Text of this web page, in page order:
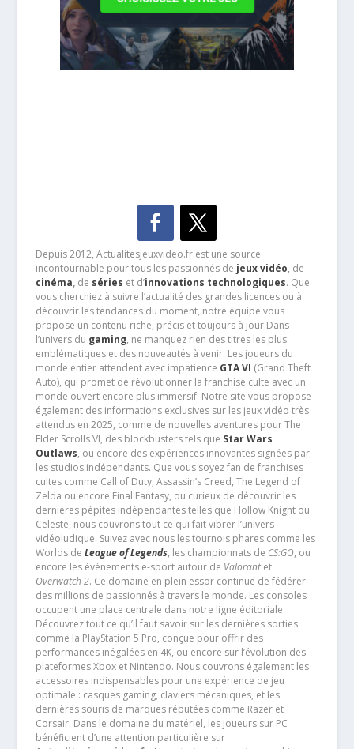
Depuis 2012, Actualitesjeuxvideo.fr est une source
incontournable pour tous les passionnés de jeux vidéo, de
cinéma,de séries et d’innovations technologiques. Que
vous cherchiez à suivre l’actualité des grandes licences ou à
découvrir les tendances du moment, notre équipe vous
propose un contenu riche, précis et toujours à jour.Dans
l’univers du gaming, ne manquez rien des titres les plus
emblématiques et des nouveautés à venir. Les joueurs du
monde entier attendent avec impatience GTA VI (Grand Theft
Auto), qui promet de révolutionner la franchise culte avec un
monde ouvert encore plus immersif. Notre site vous propose
également des informations exclusives sur les jeux vidéo très
attendus en 2025, comme de nouvelles aventures pour The
Elder Scrolls VI, des blockbusters tels que Star Wars
Outlaws, ou encore des expériences innovantes signées par
les studios indépendants. Que vous soyez fan de franchises
cultes comme Call of Duty, Assassin’s Creed, The Legend of
Zelda ou encore Final Fantasy, ou curieux de découvrir les
dernières pépites indépendantes telles que Hollow Knight ou
Celeste, nous couvrons tout ce qui fait vibrer l’univers
vidéoludique. Suivez avec nous les tournois phares comme les
Worlds de League of Legends, les championnats de CS:GO, ou
encore les événements e-sport autour de Valorantet
Overwatch 2. Ce domaine en plein essor continue de fédérer
des millions de passionnés à travers le monde. Les consoles
occupent une place centrale dans notre ligne éditoriale.
Découvrez tout ce qu’il faut savoir sur les dernières sorties
comme la PlayStation 5 Pro, conçue pour offrir des
performances inégalées en 4K, ou encore sur l’évolution des
plateformes Xbox et Nintendo. Nous couvrons également les
accessoires indispensables pour une expérience de jeu
optimale : casques gaming, claviers mécaniques, et les
dernières souris de marques réputées comme Razer et
Corsair. Dans le domaine du matériel, les joueurs sur PC
bénéficient d’une attention particulière sur